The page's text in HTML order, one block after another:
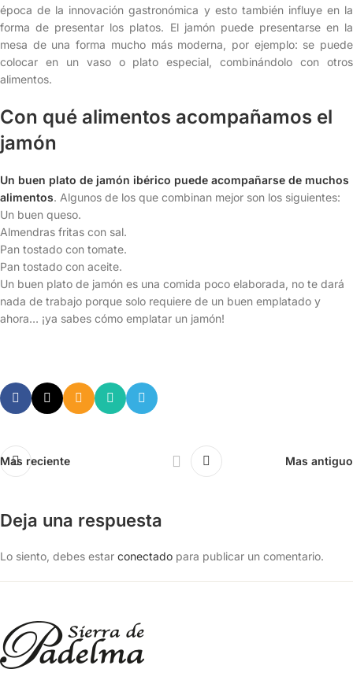
época de la innovación gastronómica y esto también influye en la
forma de presentar los platos. El jamón puede presentarse en la
mesa de una forma mucho más moderna, por ejemplo: se puede
colocar en un vaso o plato especial, combinándolo con otros
alimentos.
Con qué alimentos acompañamos el
jamón
Un buen plato de jamón ibérico puede acompañarse de muchos
alimentos. Algunos de los que combinan mejor son los siguientes:
Un buen queso.
Almendras fritas con sal.
Pan tostado con tomate.
Pan tostado con aceite.
Un buen plato de jamón es una comida poco elaborada, no te dará
nada de trabajo porque solo requiere de un buen emplatado y
ahora… ¡ya sabes cómo emplatar un jamón!
Mas reciente Mas antiguo
Deja una respuesta
Lo siento, debes estar conectado para publicar un comentario.